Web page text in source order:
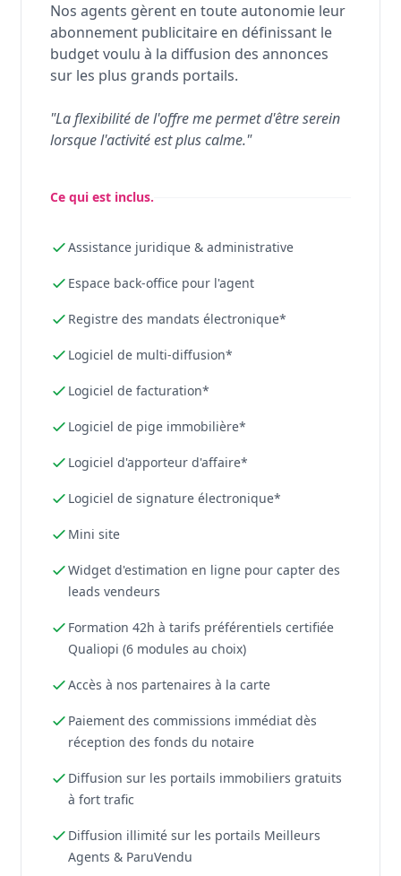
Nos agents gèrent en toute autonomie leur
abonnement publicitaire en définissant le
budget voulu à la diffusion des annonces
sur les plus grands portails.
"La flexibilité de l'offre me permet d'être serein
lorsque l'activité est plus calme."
Ce qui est inclus.
Assistance juridique & administrative
Espace back-office pour l'agent
Registre des mandats électronique*
Logiciel de multi-diffusion*
Logiciel de facturation*
Logiciel de pige immobilière*
Logiciel d'apporteur d'affaire*
Logiciel de signature électronique*
Mini site
Widget d'estimation en ligne pour capter des
leads vendeurs
Formation 42h à tarifs préférentiels certifiée
Qualiopi (6 modules au choix)
Accès à nos partenaires à la carte
Paiement des commissions immédiat dès
réception des fonds du notaire
Diffusion sur les portails immobiliers gratuits
à fort trafic
Diffusion illimité sur les portails Meilleurs
Agents & ParuVendu